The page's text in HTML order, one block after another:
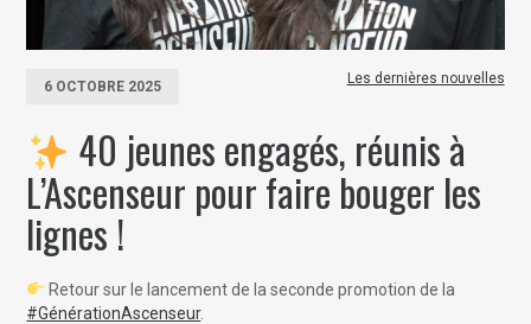
6 OCTOBRE 2025 Les dernières nouvelles
40 jeunes engagés, réunis à
L’Ascenseur pour faire bouger les
lignes !
Retour sur le lancement de la seconde promotion de la
#GénérationAscenseur.